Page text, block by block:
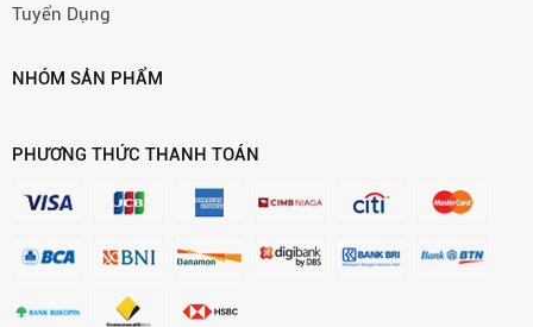
Tuyển Dụng
NHÓM SẢN PHẨM
PHƯƠNG THỨC THANH TOÁN